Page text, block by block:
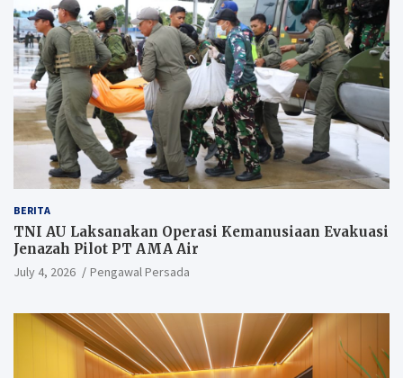
BERITA
TNI AU Laksanakan Operasi Kemanusiaan Evakuasi
Jenazah Pilot PT AMA Air
July 4, 2026 Pengawal Persada